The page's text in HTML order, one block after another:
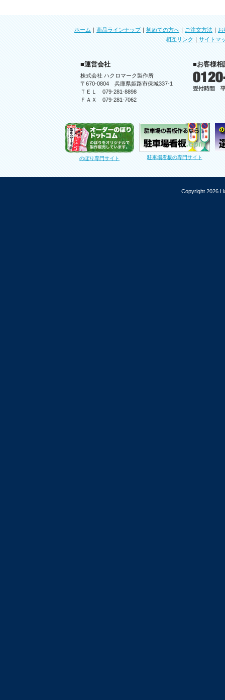
ホーム ｜ 商品ラインナップ｜ 初めての方へ ｜ ご注文方法 ｜ お
相互リンク ｜ サイトマ
■運営会社
株式会社 ハクロマーク製作所
〒670-0804 兵庫県姫路市保城337-1
ＴＥＬ 079-281-8898
ＦＡＸ 079-281-7062
■お客様相
のぼり専門サイト 駐車場看板の専門サイト
Copyright 2026